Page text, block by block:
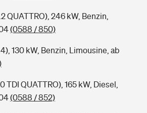
QUATTRO), 246 kW, Benzin,
(0588 / 850)
130 kW, Benzin, Limousine, ab
TDI QUATTRO), 165 kW, Diesel,
(0588 / 852)